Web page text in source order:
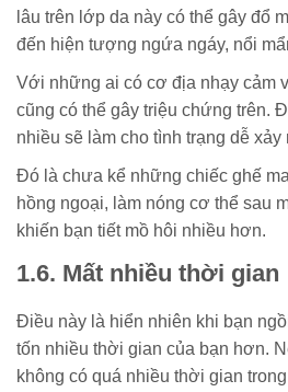
lâu trên lớp da này có thể gây đổ
đến hiện tượng ngứa ngáy, nổi
Với những ai có cơ địa nhạy cảm
cũng có thể gây triệu chứng trên.
nhiều sẽ làm cho tình trạng dễ xảy
Đó là chưa kể những chiếc ghế
hồng ngoại, làm nóng cơ thể sau
khiến bạn tiết mồ hôi nhiều hơn.
1.6. Mất nhiều thời gian
Điều này là hiển nhiên khi bạn
tốn nhiều thời gian của bạn hơn.
không có quá nhiều thời gian